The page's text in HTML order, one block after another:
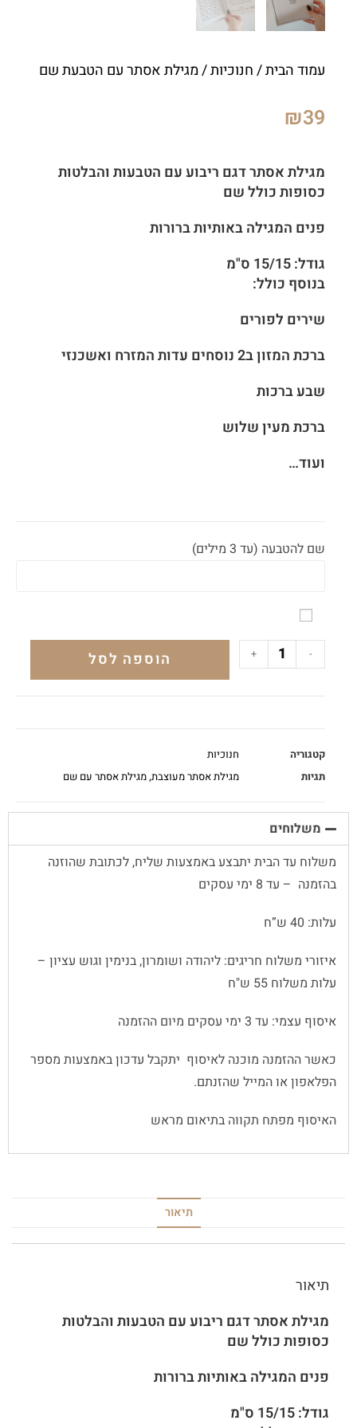
עמוד הבית/חנוכיות/ מגילת אסתר עם הטבעת שם
₪39
מגילת אסתר דגם ריבוע עם הטבעות והבלטות
כסופות כולל שם
פנים המגילה באותיות ברורות
גודל: 15/15 ס"מ
בנוסף כולל:
שירים לפורים
ברכת המזון ב2 נוסחים עדות המזרח ואשכנזי
שבע ברכות
ברכת מעין שלוש
ועוד…
שם להטבעה (עד 3 מילים)
-
+ הוספה לסל
קטגוריה
חנוכיות
תגיות
מגילת אסתר מעוצבת,מגילת אסתר עם שם
משלוחים
משלוח עד הבית יתבצע באמצעות שליח, לכתובת שהוזנה
בהזמנה – עד 8 ימי עסקים
עלות: 40 ש”ח
איזורי משלוח חריגים: ליהודה ושומרון, בנימין וגוש עציון –
עלות משלוח 55 ש"ח
איסוף עצמי: עד 3 ימי עסקים מיום ההזמנה
כאשר ההזמנה מוכנה לאיסוף יתקבל עדכון באמצעות מספר
הפלאפון או המייל שהזנתם.
האיסוף מפתח תקווה בתיאום מראש
תיאור
תיאור
מגילת אסתר דגם ריבוע עם הטבעות והבלטות
כסופות כולל שם
פנים המגילה באותיות ברורות
גודל: 15/15 ס"מ